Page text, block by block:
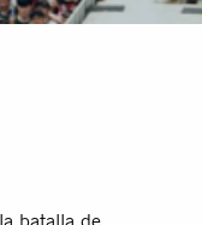
batalla de